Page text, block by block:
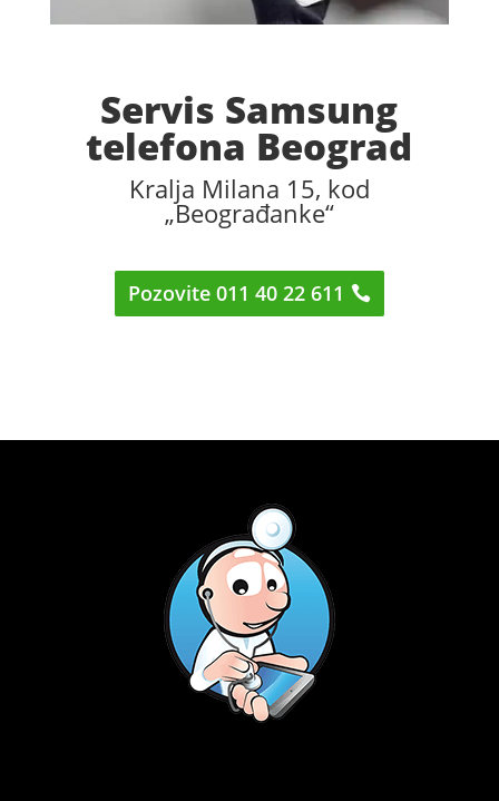
Servis Samsung
telefona Beograd
Kralja Milana 15, kod
„Beograđanke“
Pozovite 011 40 22 611